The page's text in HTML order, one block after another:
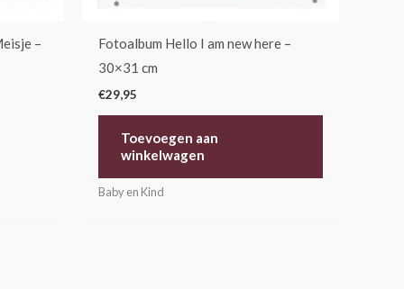
–
Fotoalbum Hello I am new here –
30×31 cm
€29,95
Toevoegen aan
winkelwagen
Baby en Kind